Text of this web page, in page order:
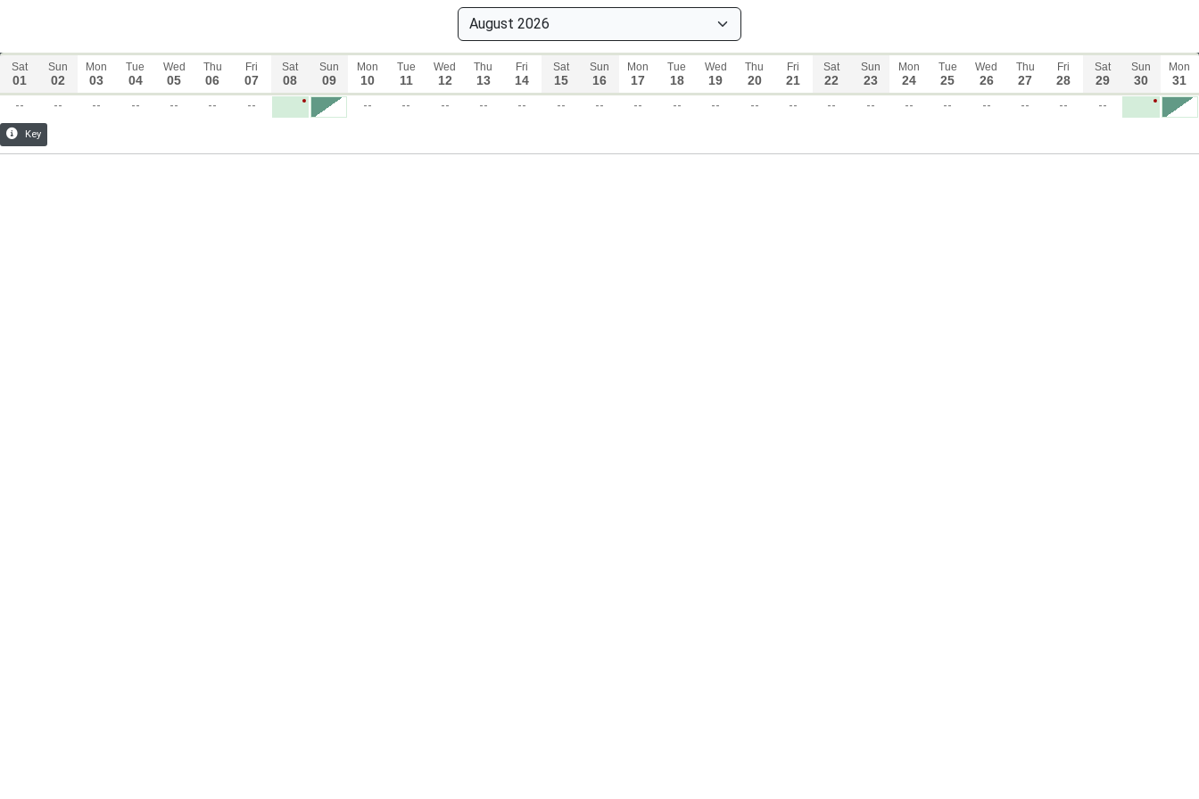
Sat
01
Sun
02
Mon
03
Tue
04
Wed
05
Thu
06
Fri
07
Sat
08
Sun
09
Mon
10
Tue
11
Wed
12
Thu
13
Fri
14
Sat
15
Sun
16
Mon
17
Tue
18
Wed
19
Thu
20
Fri
21
Sat
22
Sun
23
Mon
24
Tue
25
Wed
26
Thu
27
Fri
28
Sat
29
Sun
30
Mon
31
-- -- -- -- -- -- -- -- -- -- -- -- -- -- -- -- -- -- -- -- -- -- -- -- -- -- --
Key